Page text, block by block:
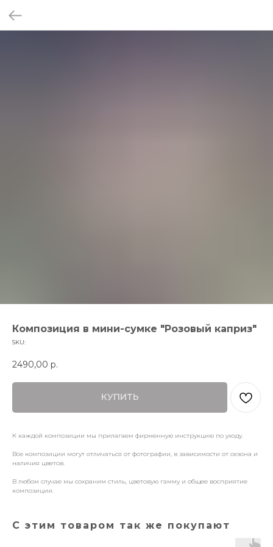
Композиция в мини-сумке "Розовый каприз"
SKU:
2490,00 р.
КУПИТЬ
К каждой композиции мы прилагаем фирменную инструкцию по уходу.
Все композиции могут отличаться от фотографии, в зависимости от сезона и
наличия цветов.
В любом случае мы сохраним стиль, цветовую гамму и общее восприятие
композиции.
С этим товаром так же покупают